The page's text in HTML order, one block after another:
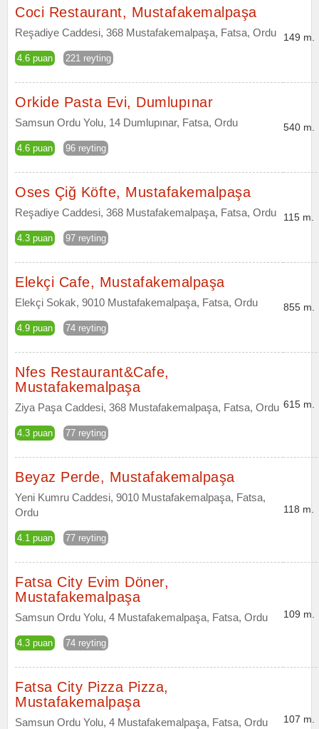
Coci Restaurant, Mustafakemalpaşa
Reşadiye Caddesi, 368 Mustafakemalpaşa, Fatsa, Ordu
4.6 puan 221 reyting
149 m.
Orkide Pasta Evi, Dumlupınar
Samsun Ordu Yolu, 14 Dumlupınar, Fatsa, Ordu
4.6 puan 96 reyting
540 m.
Oses Çiğ Köfte, Mustafakemalpaşa
Reşadiye Caddesi, 368 Mustafakemalpaşa, Fatsa, Ordu
4.3 puan 97 reyting
115 m.
Elekçi Cafe, Mustafakemalpaşa
Elekçi Sokak, 9010 Mustafakemalpaşa, Fatsa, Ordu
4.9 puan 74 reyting
855 m.
Nfes Restaurant&Cafe,
Mustafakemalpaşa
Ziya Paşa Caddesi, 368 Mustafakemalpaşa, Fatsa, Ordu
4.3 puan 77 reyting
615 m.
Beyaz Perde, Mustafakemalpaşa
Yeni Kumru Caddesi, 9010 Mustafakemalpaşa, Fatsa,
Ordu
4.1 puan 77 reyting
118 m.
Fatsa City Evim Döner,
Mustafakemalpaşa
Samsun Ordu Yolu, 4 Mustafakemalpaşa, Fatsa, Ordu
4.3 puan 74 reyting
109 m.
Fatsa City Pizza Pizza,
Mustafakemalpaşa
Samsun Ordu Yolu, 4 Mustafakemalpaşa, Fatsa, Ordu 107 m.